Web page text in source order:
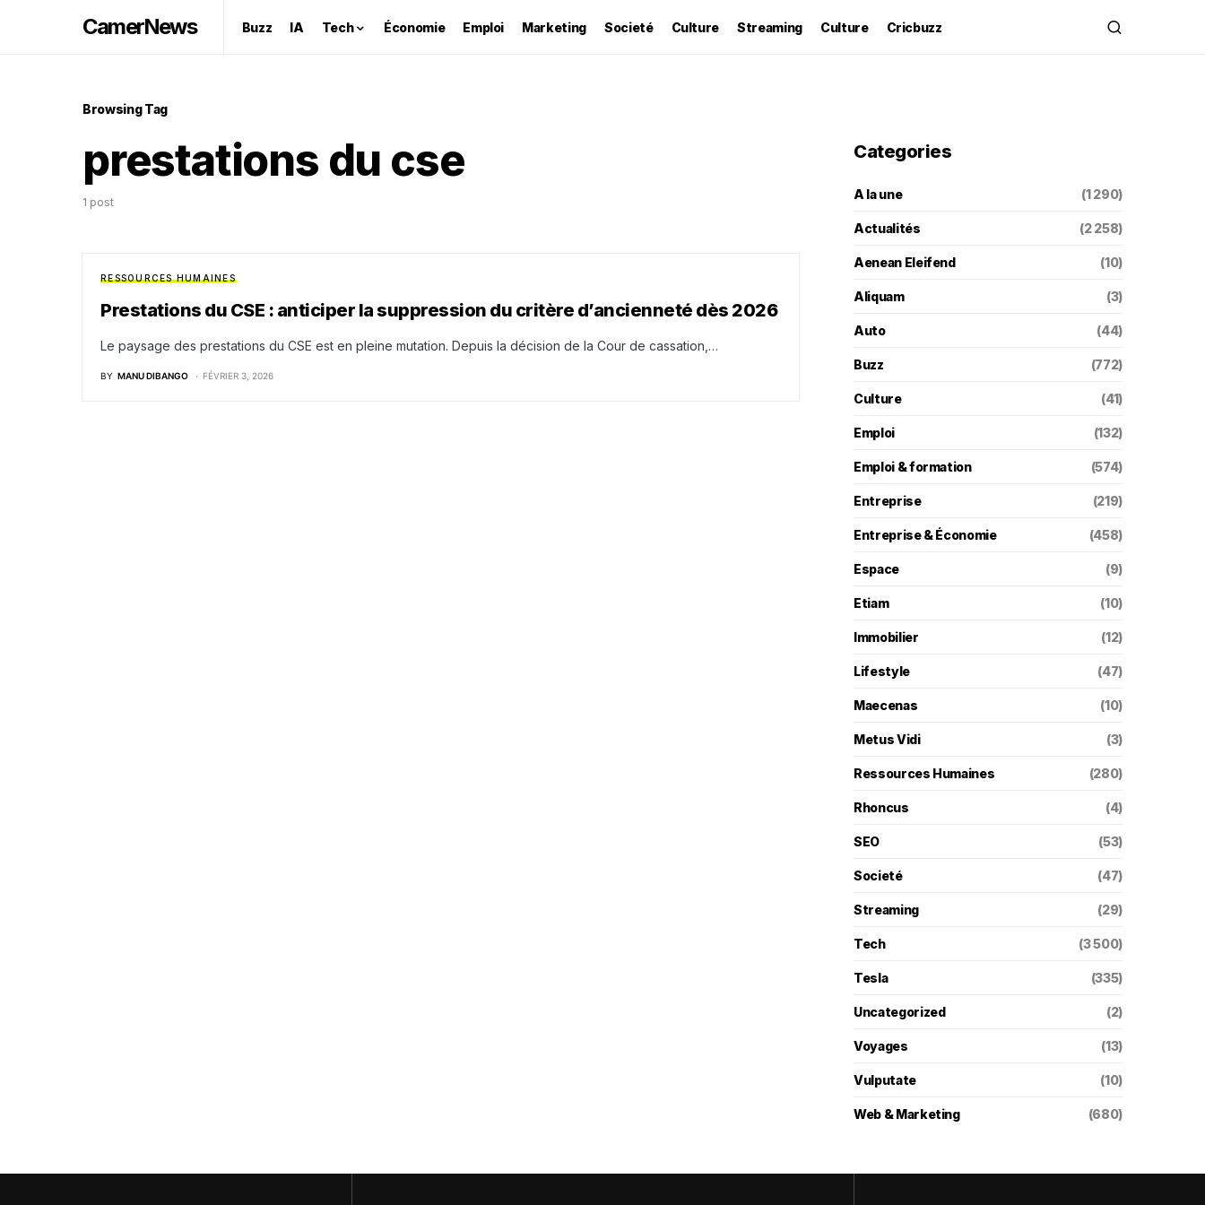
CamerNews Buzz IA Tech Économie Emploi Marketing Societé Culture Streaming Culture Cricbuzz
Browsing Tag
prestations du cse
1 post
RESSOURCES HUMAINES
Prestations du CSE : anticiper la suppression du critère d’ancienneté dès 2026
Le paysage des prestations du CSE est en pleine mutation. Depuis la décision de la Cour de cassation,…
BY MANU DIBANGO FÉVRIER 3, 2026
Categories
A la une (1 290)
Actualités (2 258)
Aenean Eleifend (10)
Aliquam (3)
Auto (44)
Buzz (772)
Culture (41)
Emploi (132)
Emploi & formation (574)
Entreprise (219)
Entreprise & Économie (458)
Espace (9)
Etiam (10)
Immobilier (12)
Lifestyle (47)
Maecenas (10)
Metus Vidi (3)
Ressources Humaines (280)
Rhoncus (4)
SEO (53)
Societé (47)
Streaming (29)
Tech (3 500)
Tesla (335)
Uncategorized (2)
Voyages (13)
Vulputate (10)
Web & Marketing (680)